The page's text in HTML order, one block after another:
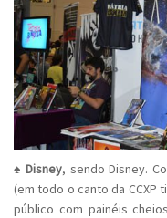
♠Disney, sendo Disney.
(em todo o canto da CCXP
público com painéis